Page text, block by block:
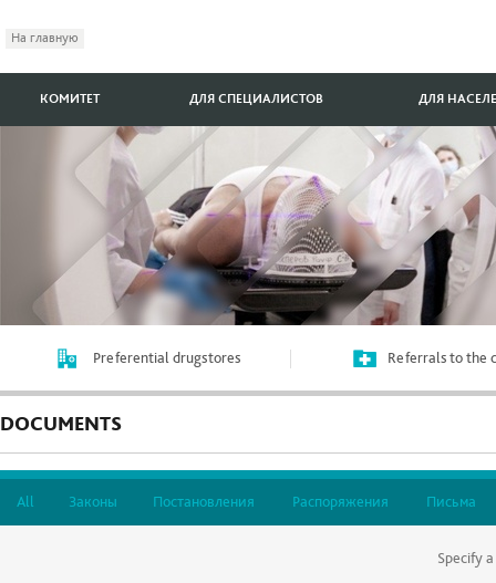
На главную
КОМИТЕТ ДЛЯ СПЕЦИАЛИСТОВ ДЛЯ
Preferential drugstores Referrals to the
DOCUMENTS
All Законы Постановления Распоряжения Письма
Specify